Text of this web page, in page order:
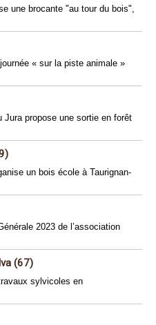
une brocante "au tour du bois",
« sur la piste animale »
Jura propose une sortie en forêt
un bois école à Taurignan-
2023 de l’association
(67)
sylvicoles en